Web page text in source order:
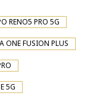
RENO5 PRO 5G
ONE FUSION PLUS
5G